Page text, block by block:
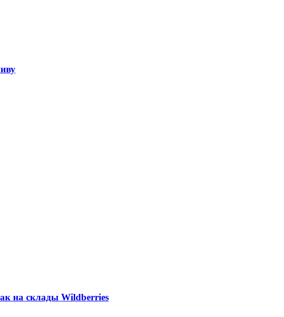
на склады Wildberries